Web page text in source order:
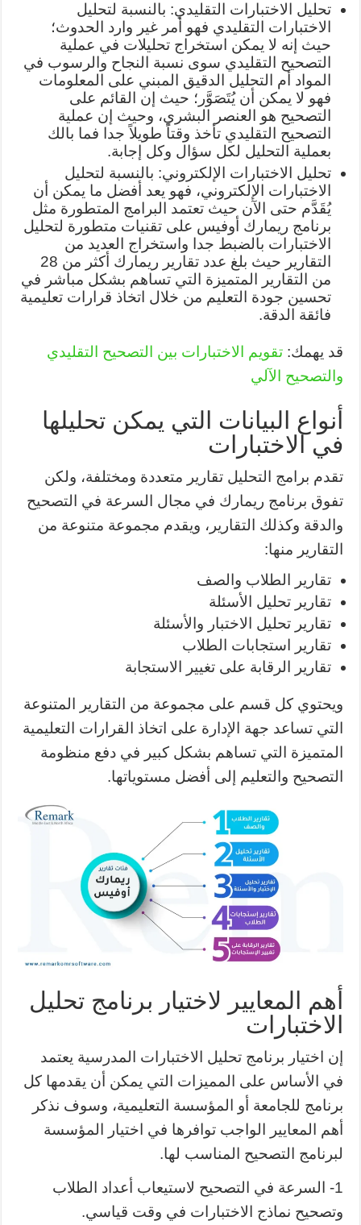
تحليل الاختبارات التقليدي: بالنسبة لتحليل
الاختبارات التقليدي فهو أمر غير وارد الحدوث؛
حيث إنه لا يمكن استخراج تحليلات في عملية
التصحيح التقليدي سوى نسبة النجاح والرسوب في
المواد أم التحليل الدقيق المبني على المعلومات
فهو لا يمكن أن يُتَصَوَّر؛ حيث إن القائم على
التصحيح هو العنصر البشري، وحيث إن عملية
التصحيح التقليدي تأخذ وقتاً طويلاً جدا فما بالك
بعملية التحليل لكل سؤال وكل إجابة.
تحليل الاختبارات الإلكتروني: بالنسبة لتحليل
الاختبارات الإلكتروني، فهو يعد أفضل ما يمكن أن
يُقَدَّم حتى الآن حيث تعتمد البرامج المتطورة مثل
برنامج ريمارك أوفيس على تقنيات متطورة لتحليل
الاختبارات بالضبط جدا واستخراج العديد من
التقارير حيث بلغ عدد تقارير ريمارك أكثر من 28
من التقارير المتميزة التي تساهم بشكل مباشر في
تحسين جودة التعليم من خلال اتخاذ قرارات تعليمية
فائقة الدقة.
قد يهمك:تقويم الاختبارات بين التصحيح التقليدي
والتصحيح الآلي
أنواع البيانات التي يمكن تحليلها
في الاختبارات
تقدم برامج التحليل تقارير متعددة ومختلفة، ولكن
تفوق برنامج ريمارك في مجال السرعة في التصحيح
والدقة وكذلك التقارير، ويقدم مجموعة متنوعة من
التقارير منها:
تقارير الطلاب والصف
تقارير تحليل الأسئلة
تقارير تحليل الاختبار والأسئلة
تقارير استجابات الطلاب
تقارير الرقابة على تغيير الاستجابة
ويحتوي كل قسم على مجموعة من التقارير المتنوعة
التي تساعد جهة الإدارة على اتخاذ القرارات التعليمية
المتميزة التي تساهم بشكل كبير في دفع منظومة
التصحيح والتعليم إلى أفضل مستوياتها.
أهم المعايير لاختيار برنامج تحليل
الاختبارات
إن اختيار برنامج تحليل الاختبارات المدرسية يعتمد
في الأساس على المميزات التي يمكن أن يقدمها كل
برنامج للجامعة أو المؤسسة التعليمية، وسوف نذكر
أهم المعايير الواجب توافرها في اختيار المؤسسة
لبرنامج التصحيح المناسب لها.
1- السرعة في التصحيح لاستيعاب أعداد الطلاب
وتصحيح نماذج الاختبارات في وقت قياسي.